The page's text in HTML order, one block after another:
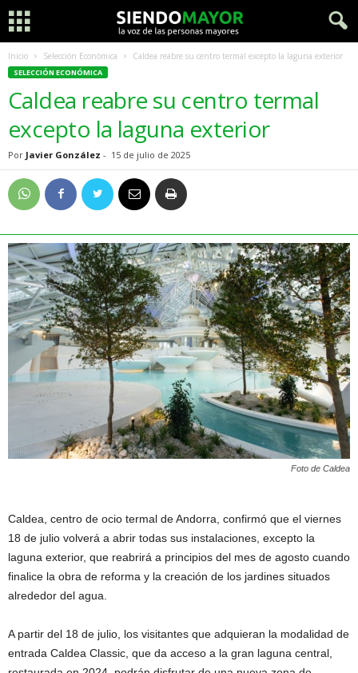
Inicio Selección Económica Caldea reabre su centro termal excepto la laguna exterior
SELECCIÓN ECONÓMICA
Caldea reabre su centro termal
excepto la laguna exterior
Por Javier González - 15 de julio de 2025
Foto de Caldea
Caldea, centro de ocio termal de Andorra, confirmó que el viernes
18 de julio volverá a abrir todas sus instalaciones, excepto la
laguna exterior, que reabrirá a principios del mes de agosto cuando
finalice la obra de reforma y la creación de los jardines situados
alrededor del agua.
A partir del 18 de julio, los visitantes que adquieran la modalidad de
entrada Caldea Classic, que da acceso a la gran laguna central,